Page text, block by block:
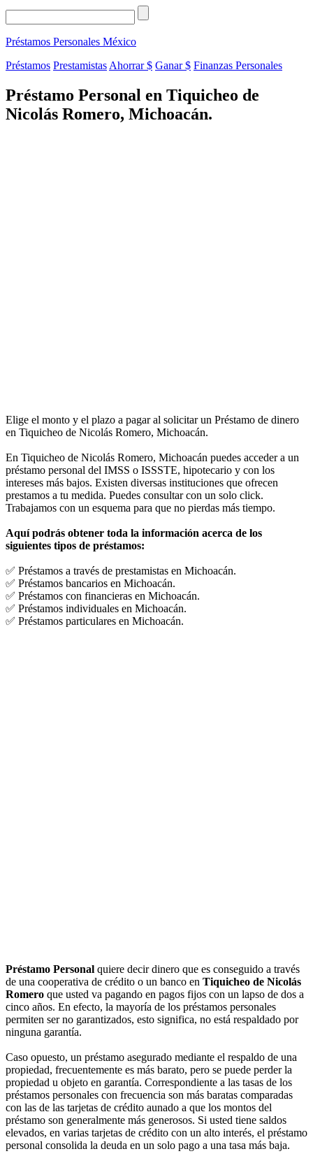
Préstamos Personales México
Préstamos Prestamistas Ahorrar $ Ganar $ Finanzas Personales
Préstamo Personal en Tiquicheo de
Nicolás Romero, Michoacán.
Elige el monto y el plazo a pagar al solicitar un Préstamo de dinero
en Tiquicheo de Nicolás Romero, Michoacán.
En Tiquicheo de Nicolás Romero, Michoacán puedes acceder a un
préstamo personal del IMSS o ISSSTE, hipotecario y con los
intereses más bajos. Existen diversas instituciones que ofrecen
prestamos a tu medida. Puedes consultar con un solo click.
Trabajamos con un esquema para que no pierdas más tiempo.
Aquí podrás obtener toda la información acerca de los
siguientes tipos de préstamos:
✅ Préstamos a través de prestamistas en Michoacán.
✅ Préstamos bancarios en Michoacán.
✅ Préstamos con financieras en Michoacán.
✅ Préstamos individuales en Michoacán.
✅ Préstamos particulares en Michoacán.
Préstamo Personal quiere decir dinero que es conseguido a través
de una cooperativa de crédito o un banco en Tiquicheo de Nicolás
Romero que usted va pagando en pagos fijos con un lapso de dos a
cinco años. En efecto, la mayoría de los préstamos personales
permiten ser no garantizados, esto significa, no está respaldado por
ninguna garantía.
Caso opuesto, un préstamo asegurado mediante el respaldo de una
propiedad, frecuentemente es más barato, pero se puede perder la
propiedad u objeto en garantía. Correspondiente a las tasas de los
préstamos personales con frecuencia son más baratas comparadas
con las de las tarjetas de crédito aunado a que los montos del
préstamo son generalmente más generosos. Si usted tiene saldos
elevados, en varias tarjetas de crédito con un alto interés, el préstamo
personal consolida la deuda en un solo pago a una tasa más baja.